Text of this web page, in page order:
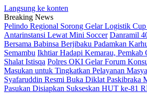
Langsung ke konten
Breaking News
Pelindo Regional Sorong Gelar Logistik
Antarinstansi Lewat Mini Soccer Danramil
Bersama Babinsa Berjibaku Padamkan
Semambu Ikhtiar Hadapi Kemarau,
Shalat Istisqa Polres OKI Gelar Forum
Masukan untuk Tingkatkan Pelayanan
Syafaruddin Resmi Buka Diklat Paskibraka
Pasukan Disiapkan Sukseskan HUT ke-81